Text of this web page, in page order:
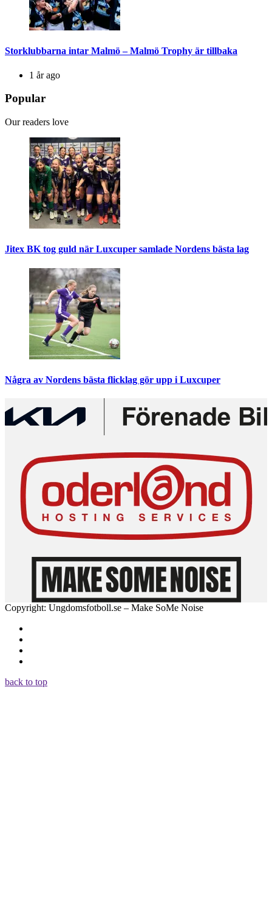
Storklubbarna intar Malmö – Malmö Trophy är tillbaka
1 år ago
Popular
Our readers love
Jitex BK tog guld när Luxcuper samlade Nordens bästa lag
Några av Nordens bästa flicklag gör upp i Luxcuper
Copyright: Ungdomsfotboll.se – Make SoMe Noise
back to top